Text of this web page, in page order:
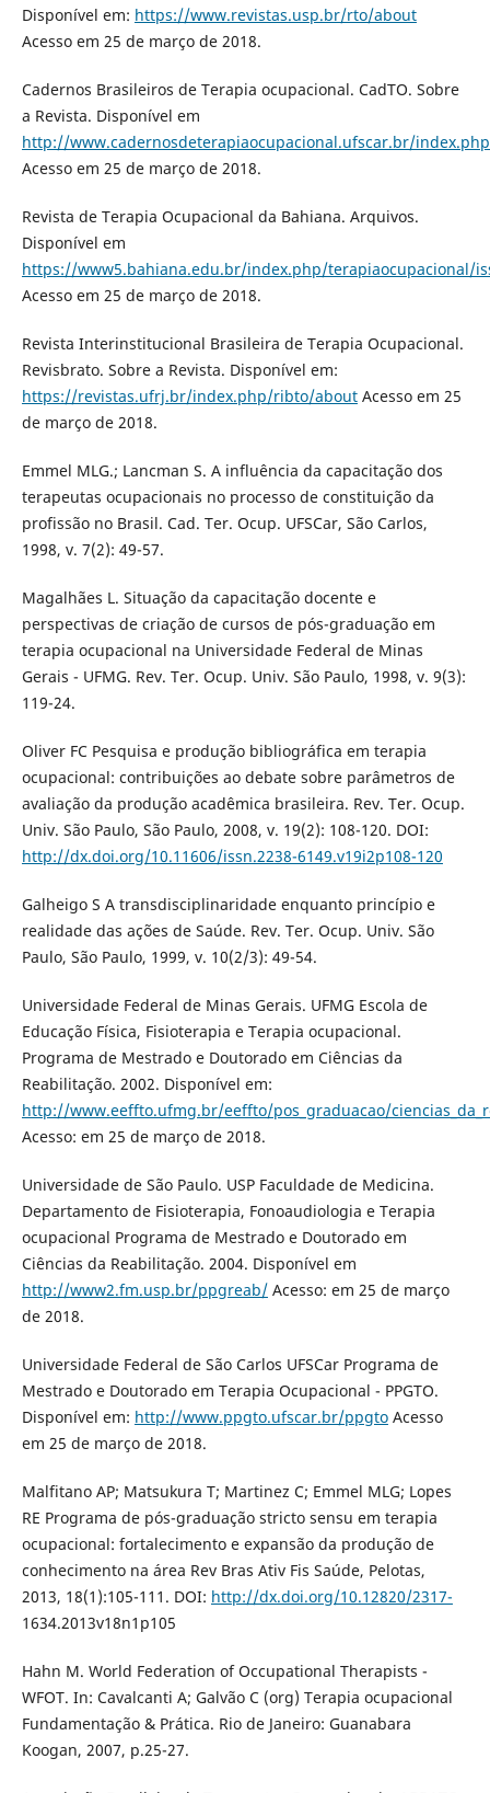
Disponível em: https://www.revistas.usp.br/rto/about
Acesso em 25 de março de 2018.
Cadernos Brasileiros de Terapia ocupacional. CadTO. Sobre
a Revista. Disponível em
http://www.cadernosdeterapiaocupacional.ufscar.br/
Acesso em 25 de março de 2018.
Revista de Terapia Ocupacional da Bahiana. Arquivos.
Disponível em
https://www5.bahiana.edu.br/index.php/terapiaocupacional/
Acesso em 25 de março de 2018.
Revista Interinstitucional Brasileira de Terapia Ocupacional.
Revisbrato. Sobre a Revista. Disponível em:
https://revistas.ufrj.br/index.php/ribto/aboutAcesso em 25
de março de 2018.
Emmel MLG.; Lancman S. A influência da capacitação dos
terapeutas ocupacionais no processo de constituição da
profissão no Brasil. Cad. Ter. Ocup. UFSCar, São Carlos,
1998, v. 7(2): 49-57.
Magalhães L. Situação da capacitação docente e
perspectivas de criação de cursos de pós-graduação em
terapia ocupacional na Universidade Federal de Minas
Gerais - UFMG. Rev. Ter. Ocup. Univ. São Paulo, 1998, v. 9(3):
119-24.
Oliver FC Pesquisa e produção bibliográfica em terapia
ocupacional: contribuições ao debate sobre parâmetros de
avaliação da produção acadêmica brasileira. Rev. Ter. Ocup.
Univ. São Paulo, São Paulo, 2008, v. 19(2): 108-120. DOI:
http://dx.doi.org/10.11606/issn.2238-6149.v19i2p108-120
Galheigo S A transdisciplinaridade enquanto princípio e
realidade das ações de Saúde. Rev. Ter. Ocup. Univ. São
Paulo, São Paulo, 1999, v. 10(2/3): 49-54.
Universidade Federal de Minas Gerais. UFMG Escola de
Educação Física, Fisioterapia e Terapia ocupacional.
Programa de Mestrado e Doutorado em Ciências da
Reabilitação. 2002. Disponível em:
http://www.eeffto.ufmg.br/eeffto/pos_graduacao/
Acesso: em 25 de março de 2018.
Universidade de São Paulo. USP Faculdade de Medicina.
Departamento de Fisioterapia, Fonoaudiologia e Terapia
ocupacional Programa de Mestrado e Doutorado em
Ciências da Reabilitação. 2004. Disponível em
http://www2.fm.usp.br/ppgreab/Acesso: em 25 de março
de 2018.
Universidade Federal de São Carlos UFSCar Programa de
Mestrado e Doutorado em Terapia Ocupacional - PPGTO.
Disponível em: http://www.ppgto.ufscar.br/ppgtoAcesso
em 25 de março de 2018.
Malfitano AP; Matsukura T; Martinez C; Emmel MLG; Lopes
RE Programa de pós-graduação stricto sensu em terapia
ocupacional: fortalecimento e expansão da produção de
conhecimento na área Rev Bras Ativ Fis Saúde, Pelotas,
2013, 18(1):105-111. DOI: http://dx.doi.org/10.12820/2317-
1634.2013v18n1p105
Hahn M. World Federation of Occupational Therapists -
WFOT. In: Cavalcanti A; Galvão C (org) Terapia ocupacional
Fundamentação & Prática. Rio de Janeiro: Guanabara
Koogan, 2007, p.25-27.